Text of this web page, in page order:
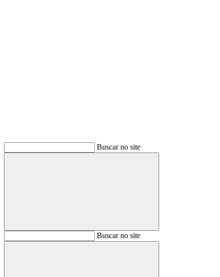
Buscar no site
BuscarBuscar no site